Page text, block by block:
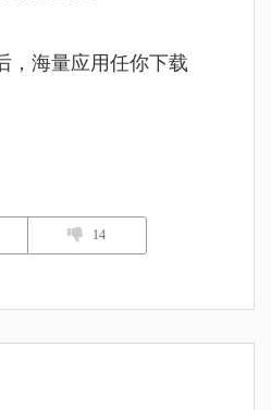
，海量应用任你下载
14